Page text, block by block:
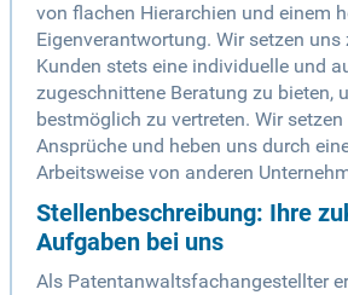
von flachen Hierarchien und einem
Eigenverantwortung. Wir setzen uns
Kunden stets eine individuelle und
zugeschnittene Beratung zu bieten,
bestmöglich zu vertreten. Wir
Ansprüche und heben uns durch
Arbeitsweise von anderen
Stellenbeschreibung: Ihre
Aufgaben bei uns
Als Patentanwaltsfachangestellter